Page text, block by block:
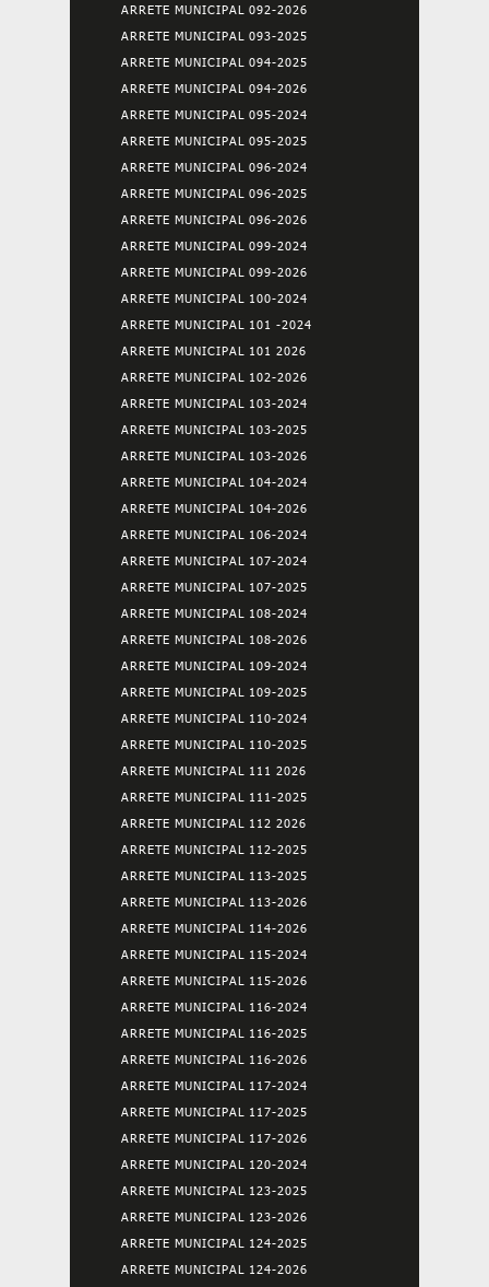
ARRETE MUNICIPAL 092-2026
ARRETE MUNICIPAL 093-2025
ARRETE MUNICIPAL 094-2025
ARRETE MUNICIPAL 094-2026
ARRETE MUNICIPAL 095-2024
ARRETE MUNICIPAL 095-2025
ARRETE MUNICIPAL 096-2024
ARRETE MUNICIPAL 096-2025
ARRETE MUNICIPAL 096-2026
ARRETE MUNICIPAL 099-2024
ARRETE MUNICIPAL 099-2026
ARRETE MUNICIPAL 100-2024
ARRETE MUNICIPAL 101 -2024
ARRETE MUNICIPAL 101 2026
ARRETE MUNICIPAL 102-2026
ARRETE MUNICIPAL 103-2024
ARRETE MUNICIPAL 103-2025
ARRETE MUNICIPAL 103-2026
ARRETE MUNICIPAL 104-2024
ARRETE MUNICIPAL 104-2026
ARRETE MUNICIPAL 106-2024
ARRETE MUNICIPAL 107-2024
ARRETE MUNICIPAL 107-2025
ARRETE MUNICIPAL 108-2024
ARRETE MUNICIPAL 108-2026
ARRETE MUNICIPAL 109-2024
ARRETE MUNICIPAL 109-2025
ARRETE MUNICIPAL 110-2024
ARRETE MUNICIPAL 110-2025
ARRETE MUNICIPAL 111 2026
ARRETE MUNICIPAL 111-2025
ARRETE MUNICIPAL 112 2026
ARRETE MUNICIPAL 112-2025
ARRETE MUNICIPAL 113-2025
ARRETE MUNICIPAL 113-2026
ARRETE MUNICIPAL 114-2026
ARRETE MUNICIPAL 115-2024
ARRETE MUNICIPAL 115-2026
ARRETE MUNICIPAL 116-2024
ARRETE MUNICIPAL 116-2025
ARRETE MUNICIPAL 116-2026
ARRETE MUNICIPAL 117-2024
ARRETE MUNICIPAL 117-2025
ARRETE MUNICIPAL 117-2026
ARRETE MUNICIPAL 120-2024
ARRETE MUNICIPAL 123-2025
ARRETE MUNICIPAL 123-2026
ARRETE MUNICIPAL 124-2025
ARRETE MUNICIPAL 124-2026